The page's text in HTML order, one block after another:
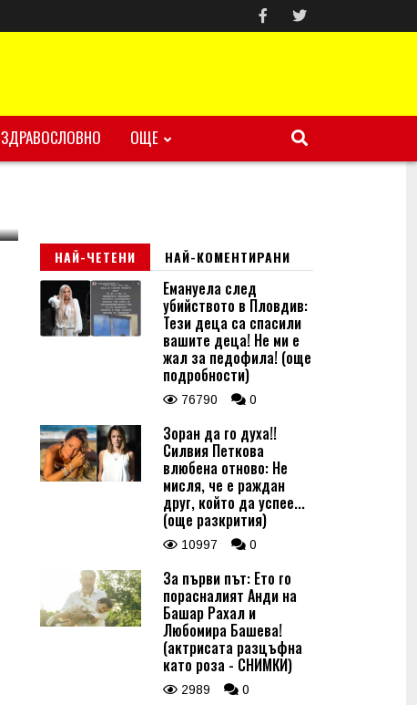
ЗДРАВОСЛОВНО ОЩЕ
НАЙ-ЧЕТЕНИ НАЙ-КОМЕНТИРАНИ
Емануела след
убийството в Пловдив:
Тези деца са спасили
вашите деца! Не ми е
жал за педофила! (още
подробности)
76790 0
Зоран да го духа!!
Силвия Петкова
влюбена отново: Не
мисля, че е раждан
друг, който да успее...
(още разкрития)
10997 0
За първи път: Ето го
порасналият Анди на
Башар Рахал и
Любомира Башева!
(актрисата разцъфна
като роза - СНИМКИ)
2989 0